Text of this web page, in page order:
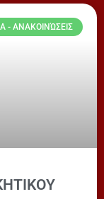
- ΑΝΑΚΟΙΝΏΣΕΙΣ